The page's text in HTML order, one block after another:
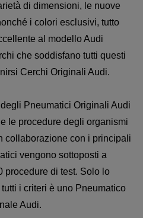
di dimensioni, le nuove
i colori esclusivi, tutto
al modello Audi
che soddisfano tutti questi
Cerchi Originali Audi.
Pneumatici Originali Audi
le procedure degli organismi
collaborazione con i principali
vengono sottoposti a
procedure di test. Solo lo
i criteri è uno Pneumatico
Audi.